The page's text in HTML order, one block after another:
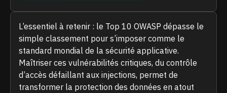
L’essentiel à retenir : le Top 10 OWASP dépasse le
simple classement pour s’imposer comme le
standard mondial de la sécurité applicative.
Maîtriser ces vulnérabilités critiques, du contrôle
d’accès défaillant aux injections, permet de
transformer la protection des données en atout